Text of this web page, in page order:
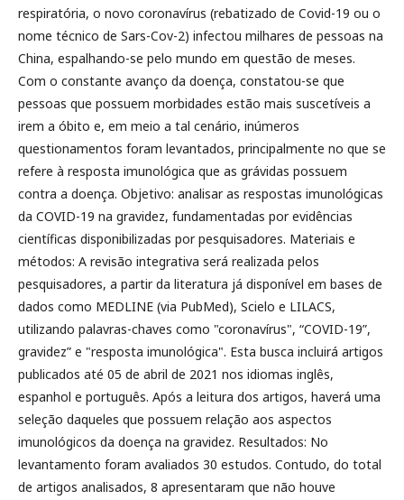
respiratória, o novo coronavírus (rebatizado de Covid-19 ou o
nome técnico de Sars-Cov-2) infectou milhares de pessoas na
China, espalhando-se pelo mundo em questão de meses.
Com o constante avanço da doença, constatou-se que
pessoas que possuem morbidades estão mais suscetíveis a
irem a óbito e, em meio a tal cenário, inúmeros
questionamentos foram levantados, principalmente no que se
refere à resposta imunológica que as grávidas possuem
contra a doença. Objetivo: analisar as respostas imunológicas
da COVID-19 na gravidez, fundamentadas por evidências
científicas disponibilizadas por pesquisadores. Materiais e
métodos: A revisão integrativa será realizada pelos
pesquisadores, a partir da literatura já disponível em bases de
dados como MEDLINE (via PubMed), Scielo e LILACS,
utilizando palavras-chaves como "coronavírus", “COVID-19”,
gravidez” e "resposta imunológica". Esta busca incluirá artigos
publicados até 05 de abril de 2021 nos idiomas inglês,
espanhol e português. Após a leitura dos artigos, haverá uma
seleção daqueles que possuem relação aos aspectos
imunológicos da doença na gravidez. Resultados: No
levantamento foram avaliados 30 estudos. Contudo, do total
de artigos analisados, 8 apresentaram que não houve